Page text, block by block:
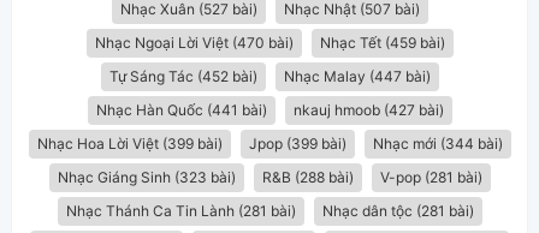
Nhạc Xuân (527 bài)
Nhạc Nhật (507 bài)
Nhạc Ngoại Lời Việt (470 bài)
Nhạc Tết (459 bài)
Tự Sáng Tác (452 bài)
Nhạc Malay (447 bài)
Nhạc Hàn Quốc (441 bài)
nkauj hmoob (427 bài)
Nhạc Hoa Lời Việt (399 bài)
Jpop (399 bài)
Nhạc mới (344 bài)
Nhạc Giáng Sinh (323 bài)
R&B (288 bài)
V-pop (281 bài)
Nhạc Thánh Ca Tin Lành (281 bài)
Nhạc dân tộc (281 bài)